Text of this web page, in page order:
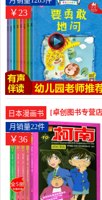
￥23
日本漫画书
[卓创图书专营
侦探柯月销量22
￥36
月销量22件